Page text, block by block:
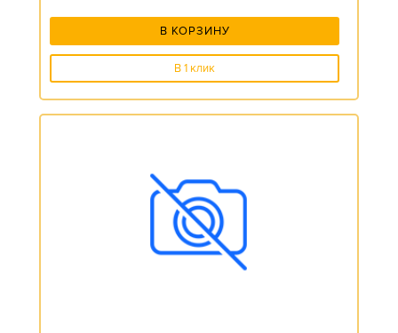
В КОРЗИНУ
В 1 клик